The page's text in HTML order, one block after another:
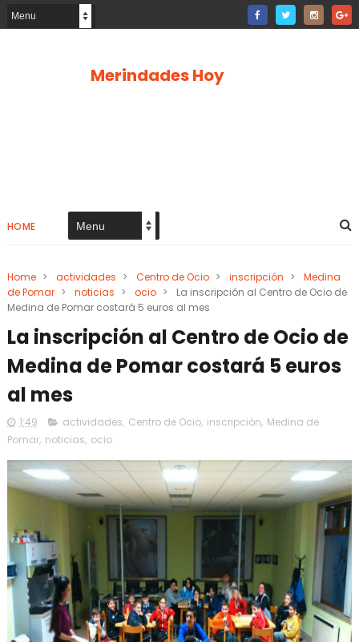
Merindades Hoy
HOME
Home > actividades > Centro de Ocio > inscripción >
Medina
de Pomar > noticias > ocio >
La inscripción al Centro de Ocio de
Medina de Pomar costará 5 euros al mes
La inscripción al Centro de Ocio de
Medina de Pomar costará 5 euros
al mes
1:49 actividades, Centro de Ocio, inscripción, Medina de
Pomar, noticias, ocio